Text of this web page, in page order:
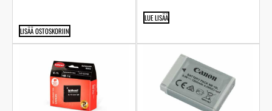
LISÄÄ OSTOSKORIIN
LUE LISÄÄ